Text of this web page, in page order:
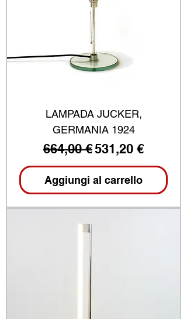
LAMPADA JUCKER,
GERMANIA 1924
Prezzo regolare
664,00 €Prezzo scontato
531,20 €
Aggiungi al carrello